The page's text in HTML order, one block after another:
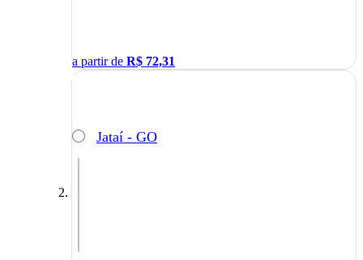
a partir de R$ 72,31
Jataí - GO